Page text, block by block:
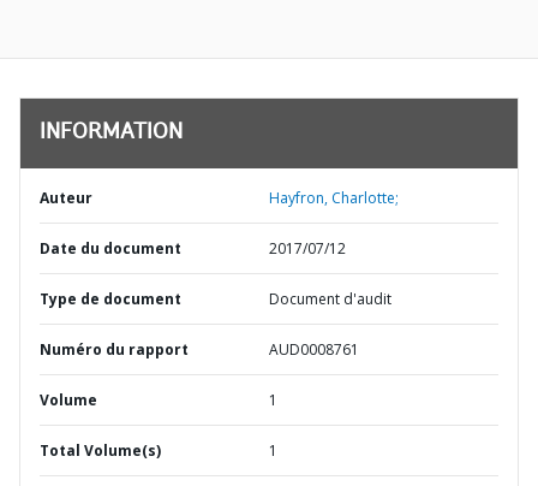
INFORMATION
Auteur Hayfron, Charlotte;
Date du document 2017/07/12
Type de document Document d'audit
Numéro du rapport AUD0008761
Volume 1
Total Volume(s) 1